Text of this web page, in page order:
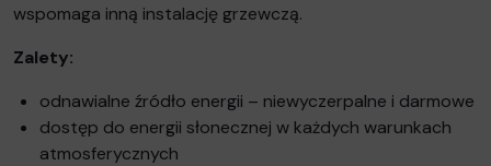
wspomaga inną instalację grzewczą.
Zalety:
odnawialne źródło energii – niewyczerpalne i darmowe
dostęp do energii słonecznej w każdych warunkach
atmosferycznych